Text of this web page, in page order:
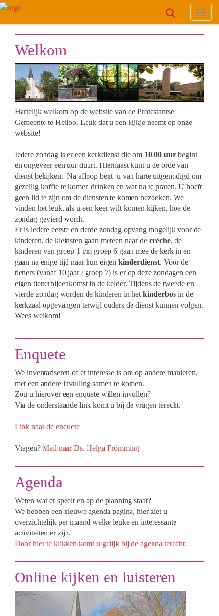
Welkom
Hartelijk welkom op de website van de Protestantse
Gemeente te Heiloo. Leuk dat u een kijkje neemt op onze
website!
Iedere zondag is er een kerkdienst die om 10.00 uur begint
en ongeveer een uur duurt. Hiernaast kunt u de orde van
dienst bekijken. Na afloop bent u van harte uitgenodigd om
gezellig koffie te komen drinken en wat na te praten. U hoeft
geen lid te zijn om de diensten te komen bezoeken. We
vinden het leuk, als u een keer wilt komen kijken, hoe de
zondag gevierd wordt.
Er is iedere eerste en derde zondag opvang mogelijk voor de
kinderen, de kleinsten gaan meteen naar de crèche, de
kinderen van groep 1 t/m groep 6 gaan mee de kerk in en
gaan na enige tijd naar hun eigen kinderdienst. Voor de
tieners (vanaf 10 jaar / groep 7) is er op deze zondagen een
eigen tienerbijeenkomst in de kelder. Tijdens de tweede en
vierde zondag worden de kinderen in het kinderbos in de
kerkzaal opgevangen terwijl ouders de dienst kunnen volgen.
Wees welkom!
Enquete
We inventariseren of er interesse is om op andere manieren,
met een andere invulling samen te komen.
Zou u hierover een enquete willen invullen?
Via de onderstaande link komt u bij de vragen terecht.
Link naar de enquete
Vragen? Mail naar Ds. Helga Frömming
Agenda
Weten wat er speelt en op de planning staat?
We hebben een nieuwe agenda pagina, hier ziet u
overzichtelijk per maand welke leuke en interessante
activiteiten er zijn.
Door hier te klikken komt u gelijk bij de agenda terecht.
Online kijken en luisteren